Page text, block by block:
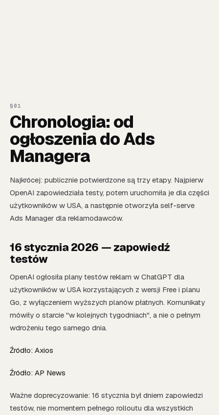
Chronologia: od
ogłoszenia do Ads
Managera
Najkrócej: publicznie potwierdzone są trzy etapy. Najpierw
OpenAI zapowiedziała testy, potem uruchomiła je dla części
użytkowników w USA, a następnie otworzyła self-serve
Ads Manager dla reklamodawców.
16 stycznia 2026 — zapowiedź
testów
OpenAI ogłosiła plany testów reklam w ChatGPT dla
użytkowników w USA korzystających z wersji Free i planu
Go, z wyłączeniem wyższych planów płatnych. Komunikaty
mówiły o starcie "w kolejnych tygodniach", a nie o pełnym
wdrożeniu tego samego dnia.
Źródło: Axios
Źródło: AP News
Ważne doprecyzowanie: 16 stycznia był dniem zapowiedzi
testów, nie momentem pełnego rolloutu dla wszystkich